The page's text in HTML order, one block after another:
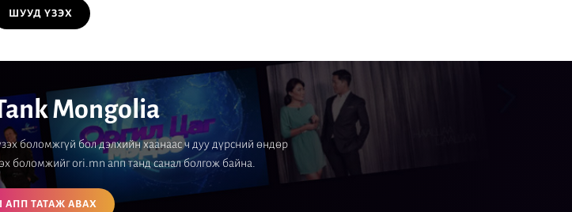
ШУУД ҮЗЭХ
Mongolia
боломжгүй бол дэлхийн хаанаас ч дуу дүрсний өндөр
боломжийг ori.mn апп танд санал болгож байна.
АПП ТАТАЖ АВАХ